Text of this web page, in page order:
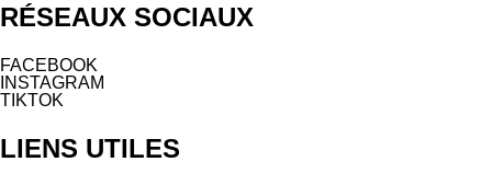
RÉSEAUX SOCIAUX
FACEBOOK
INSTAGRAM
TIKTOK
LIENS UTILES